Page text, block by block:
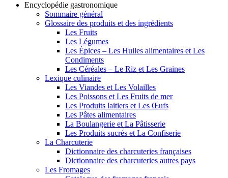
Encyclopédie gastronomique
Sommaire général
Glossaire des produits et des ingrédients
Les Fruits
Les Légumes
Les Épices – Les Huiles alimentaires et Les
Condiments
Les Céréales – Le Riz et Les Graines
Lexique culinaire
Les Viandes et Les Volailles
Les Poissons et Les Fruits de mer
Les Produits laitiers et Les Œufs
Les Pâtes alimentaires
La Boulangerie et La Pâtisserie
Les Produits sucrés et La Confiserie
La Charcuterie
Dictionnaire des charcuteries françaises
Dictionnaire des charcuteries autres pays
Les Fromages